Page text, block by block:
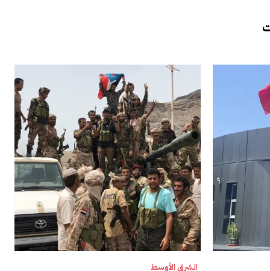
الشرق الأوسط